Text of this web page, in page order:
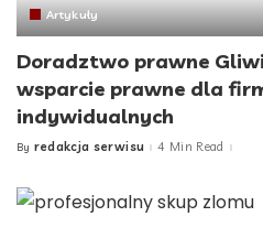
Artykuły
Doradztwo prawne
wsparcie prawne dla
indywidualnych
Posted
By redakcja serwisu 4 Min Read